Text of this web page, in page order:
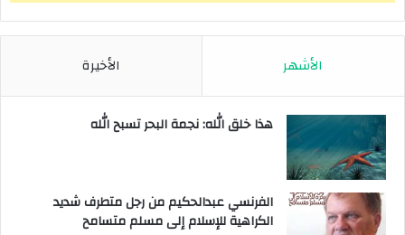
الأشهر الأخيرة
هذا خلق الله: نجمة البحر تسبح الله
الفرنسي عبدالحكيم من رجل متطرف شديد
الكراهية للإسلام إلى مسلم متسامح